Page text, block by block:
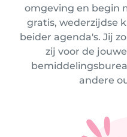
omgeving en begin
gratis, wederzijdse
beider agenda's. Jij
zij voor de
andere